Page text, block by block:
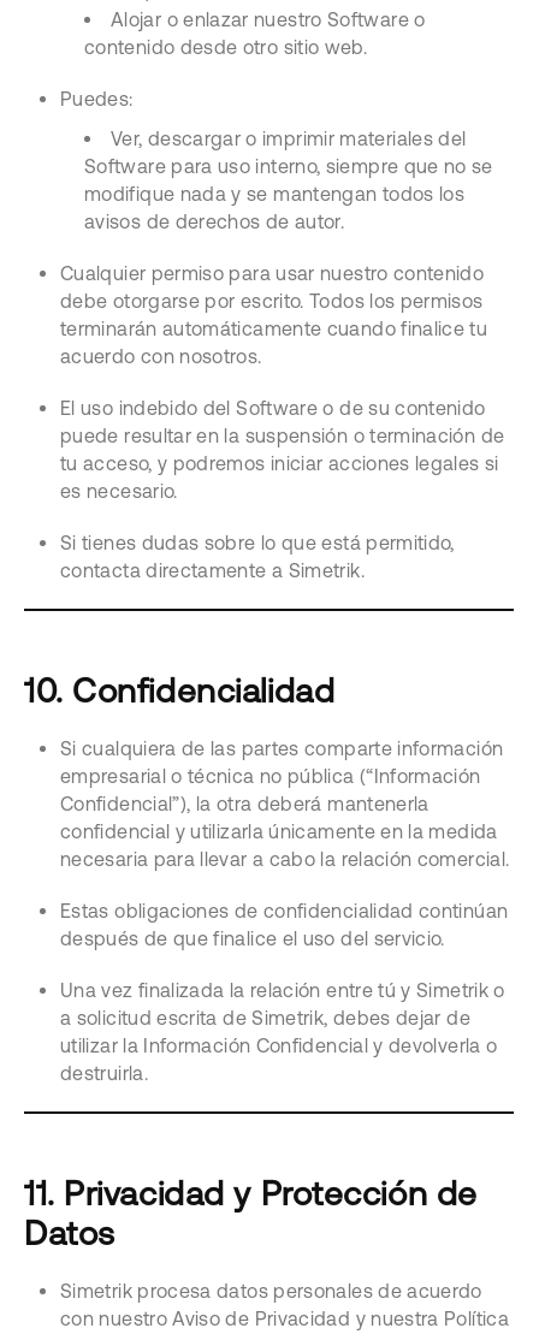
Alojar o enlazar nuestro Software o
contenido desde otro sitio web.
Puedes:
Ver, descargar o imprimir materiales del
Software para uso interno, siempre que no se
modifique nada y se mantengan todos los
avisos de derechos de autor.
Cualquier permiso para usar nuestro contenido
debe otorgarse por escrito. Todos los permisos
terminarán automáticamente cuando finalice tu
acuerdo con nosotros.
El uso indebido del Software o de su contenido
puede resultar en la suspensión o terminación de
tu acceso, y podremos iniciar acciones legales si
es necesario.
Si tienes dudas sobre lo que está permitido,
contacta directamente a Simetrik.
10. Confidencialidad
Si cualquiera de las partes comparte información
empresarial o técnica no pública (“Información
Confidencial”), la otra deberá mantenerla
confidencial y utilizarla únicamente en la medida
necesaria para llevar a cabo la relación comercial.
Estas obligaciones de confidencialidad continúan
después de que finalice el uso del servicio.
Una vez finalizada la relación entre tú y Simetrik o
a solicitud escrita de Simetrik, debes dejar de
utilizar la Información Confidencial y devolverla o
destruirla.
11. Privacidad y Protección de
Datos
Simetrik procesa datos personales de acuerdo
con nuestro Aviso de Privacidad y nuestra Política